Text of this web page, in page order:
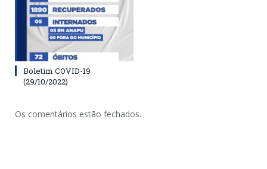
Boletim COVID-19
(29/10/2022)
Os comentários estão fechados.